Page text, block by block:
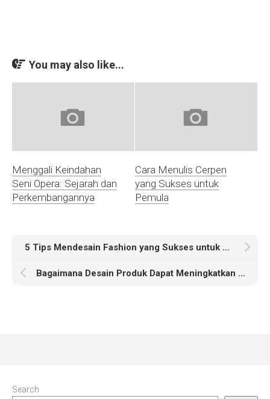
You may also like...
Menggali Keindahan
Seni Opera: Sejarah dan
Perkembangannya
Cara Menulis Cerpen
yang Sukses untuk
Pemula
5 Tips Mendesain Fashion yang Sukses untuk Pemula
Bagaimana Desain Produk Dapat Meningkatkan Pengalaman Pelanggan
Search